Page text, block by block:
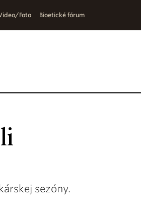
Foto Bioetické fórum
sezóny.